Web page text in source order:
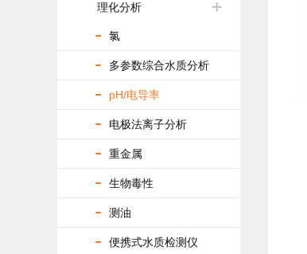
理化分析
氯
多参数综合水质分析
pH/电导率
电极法离子分析
重金属
生物毒性
测油
便携式水质检测仪